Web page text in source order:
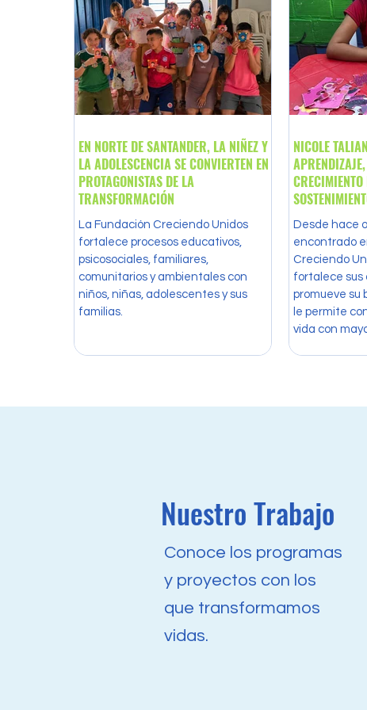
EN NORTE DE SANTANDER, LA NIÑEZ Y
LA ADOLESCENCIA SE CONVIERTEN EN
PROTAGONISTAS DE LA
TRANSFORMACIÓN
La Fundación Creciendo Unidos
fortalece procesos educativos,
psicosociales, familiares,
comunitarios y ambientales con
niños, niñas, adolescentes y sus
familias.
NICOLE
CRECIMIENTO
Desde hace
encontrado
Creciendo
fortalece sus
promueve su
le permite
vida con
Nuestro Trabajo
Conoce los programas
y proyectos con los
que transformamos
vidas.